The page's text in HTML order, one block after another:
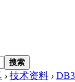
搜索
› 技术资料 ›